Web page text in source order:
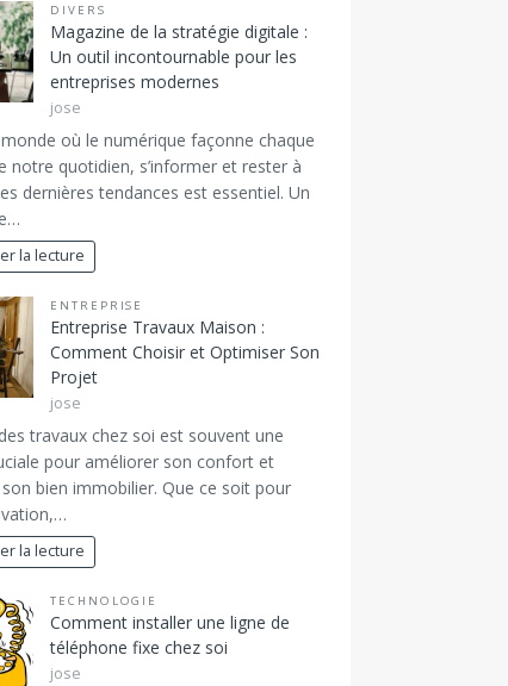
DIVERS
Magazine de la stratégie digitale :
Un outil incontournable pour les
entreprises modernes
jose
où le numérique façonne chaque
notre quotidien, s’informer et rester à
dernières tendances est essentiel. Un
la lecture
ENTREPRISE
Entreprise Travaux Maison :
Comment Choisir et Optimiser Son
Projet
jose
travaux chez soi est souvent une
pour améliorer son confort et
bien immobilier. Que ce soit pour
la lecture
TECHNOLOGIE
Comment installer une ligne de
téléphone fixe chez soi
jose